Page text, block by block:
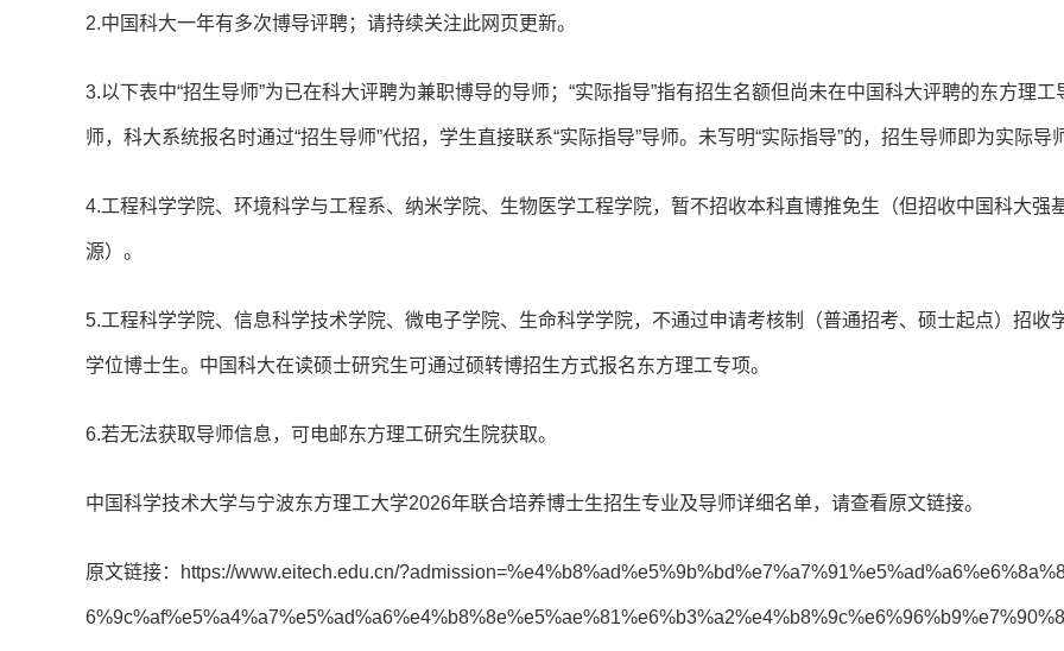
2.中国科大一年有多次博导评聘；请持续关注此网页更新。
3.以下表中“招生导师”为已在科大评聘为兼职博导的导师；“实际指导”指有招生名额但尚未在中国科大评聘的东方理工
师，科大系统报名时通过“招生导师”代招，学生直接联系“实际指导”导师。未写明“实际指导”的，招生导师即为实际导
4.工程科学学院、环境科学与工程系、纳米学院、生物医学工程学院，暂不招收本科直博推免生（但招收中国科大强
源）。
5.工程科学学院、信息科学技术学院、微电子学院、生命科学学院，不通过申请考核制（普通招考、硕士起点）招收
学位博士生。中国科大在读硕士研究生可通过硕转博招生方式报名东方理工专项。
6.若无法获取导师信息，可电邮东方理工研究生院获取。
中国科学技术大学与宁波东方理工大学2026年联合培养博士生招生专业及导师详细名单，请查看原文链接。
原文链接：https://www.eitech.edu.cn/